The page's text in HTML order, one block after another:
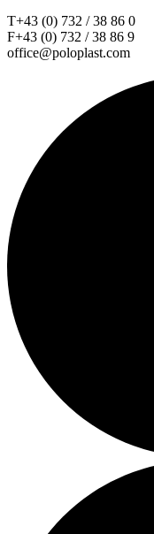
T+43 (0) 732 / 38 86 0
F+43 (0) 732 / 38 86 9
office@poloplast.com